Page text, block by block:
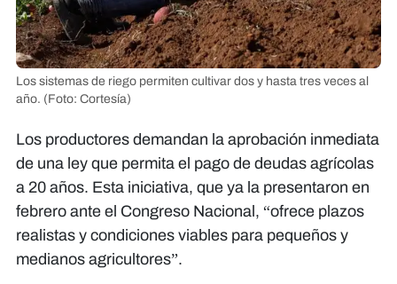
Los sistemas de riego permiten cultivar dos y hasta tres veces al
año. (Foto: Cortesía)
Los productores demandan la aprobación inmediata
de una ley que permita el pago de deudas agrícolas
a 20 años. Esta iniciativa, que ya la presentaron en
febrero ante el Congreso Nacional, “ofrece plazos
realistas y condiciones viables para pequeños y
medianos agricultores”.